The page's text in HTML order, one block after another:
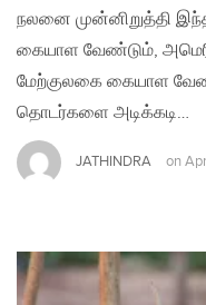
நலனை முன்னிறுத்தி
கையாள வேண்டும்,
மேற்குலகை கையாள
தொடர்களை அடிக்கடி…
JATHINDRA on